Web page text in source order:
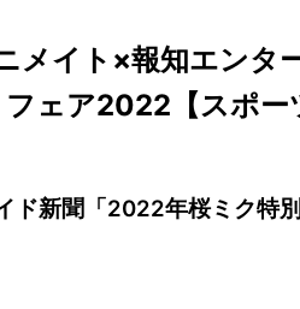
メイト×報知エンタ
ェア2022【スポー
ド新聞「2022年桜ミク特